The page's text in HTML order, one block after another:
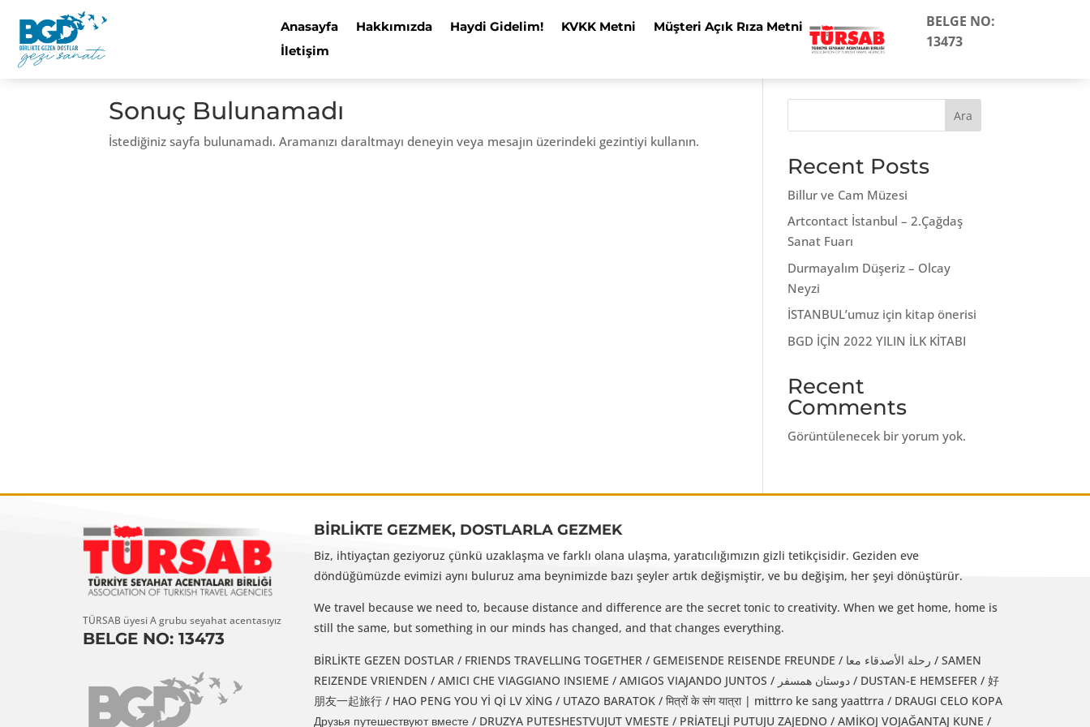
Anasayfa Hakkımızda Haydi Gidelim! KVKK Metni
Müşteri Açık Rıza Metni
İletişim
BELGE NO:
13473
Sonuç Bulunamadı
İstediğiniz sayfa bulunamadı. Aramanızı daraltmayı deneyin veya mesajın üzerindeki gezintiyi kullanın.
Ara
Recent Posts
Billur ve Cam Müzesi
Artcontact İstanbul – 2.Çağdaş
Sanat Fuarı
Durmayalım Düşeriz – Olcay
Neyzi
İSTANBUL’umuz için kitap önerisi
BGD İÇİN 2022 YILIN İLK KİTABI
Recent
Comments
Görüntülenecek bir yorum yok.
TÜRSAB üyesi A grubu seyahat acentasıyız
BELGE NO: 13473
BİRLİKTE GEZMEK, DOSTLARLA GEZMEK
Biz, ihtiyaçtan geziyoruz çünkü uzaklaşma ve farklı olana ulaşma, yaratıcılığımızın gizli tetikçisidir. Geziden eve
döndüğümüzde evimizi aynı buluruz ama beynimizde bazı şeyler artık değişmiştir, ve bu değişim, her şeyi dönüştürür.
We travel because we need to, because distance and difference are the secret tonic to creativity. When we get home, home is
still the same, but something in our minds has changed, and that changes everything.
BİRLİKTE GEZEN DOSTLAR / FRIENDS TRAVELLING TOGETHER / GEMEISENDE REISENDE FREUNDE / رحلة الأصدقاء معا / SAMEN
REIZENDE VRIENDEN / AMICI CHE VIAGGIANO INSIEME / AMIGOS VIAJANDO JUNTOS / دوستان همسفر / DUSTAN-E HEMSEFER / 好
朋友一起旅行 / HAO PENG YOU Yİ Qİ LV XİNG / UTAZO BARATOK / मित्रों के संग यात्रा | mittrro ke sang yaattrra / DRAUGI CELO KOPA
Друзья путешествуют вместе / DRUZYA PUTESHESTVUJUT VMESTE / PRİATELJİ PUTUJU ZAJEDNO / AMİKOJ VOJAĞANTAJ KUNE /